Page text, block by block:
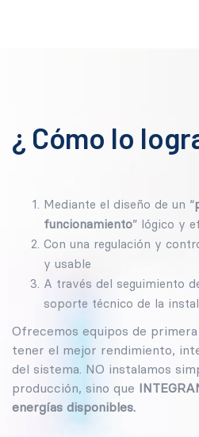
¿ Cómo lo
Mediante el diseño de un “
funcionamiento” lógico y
Con una regulación y
y usable
A través del seguimiento
soporte técnico de la
Ofrecemos equipos de
tener el mejor rendimiento,
del sistema. NO instalamos
producción, sino que
energías disponibles.